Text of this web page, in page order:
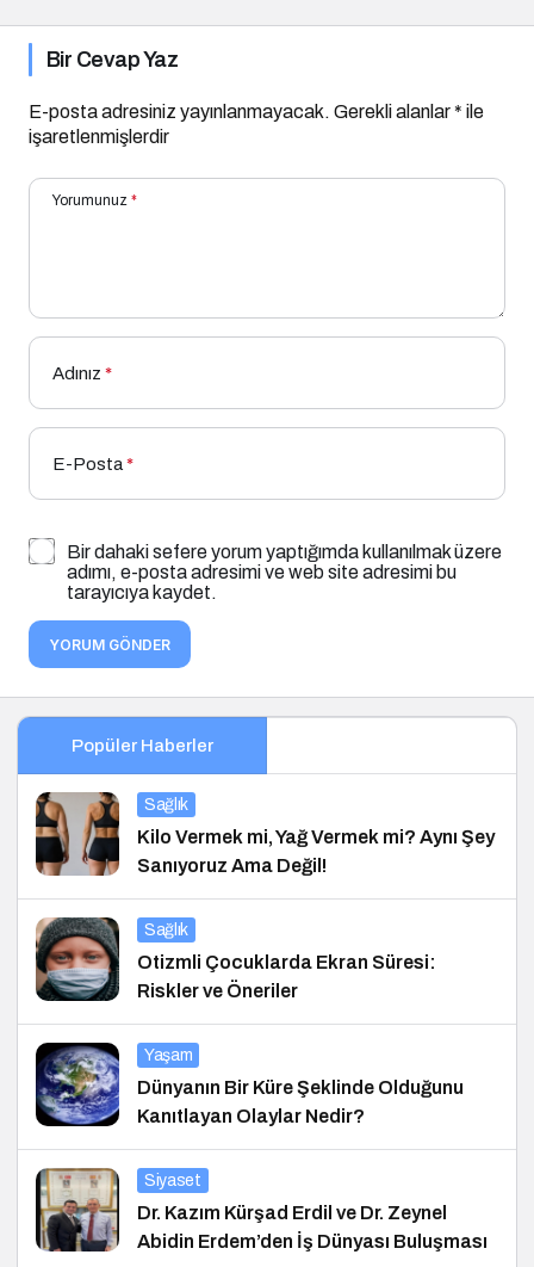
Bir Cevap Yaz
E-posta adresiniz yayınlanmayacak. Gerekli alanlar* ile
işaretlenmişlerdir
Yorumunuz *
Adınız *
E-Posta*
Bir dahaki sefere yorum yaptığımda kullanılmak üzere
adımı, e-posta adresimi ve web site adresimi bu
tarayıcıya kaydet.
YORUM GÖNDER
Popüler Haberler
Sağlık
Kilo Vermek mi, Yağ Vermek mi? Aynı Şey
Sanıyoruz Ama Değil!
Sağlık
Otizmli Çocuklarda Ekran Süresi:
Riskler ve Öneriler
Yaşam
Dünyanın Bir Küre Şeklinde Olduğunu
Kanıtlayan Olaylar Nedir?
Siyaset
Dr. Kazım Kürşad Erdil ve Dr. Zeynel
Abidin Erdem’den İş Dünyası Buluşması